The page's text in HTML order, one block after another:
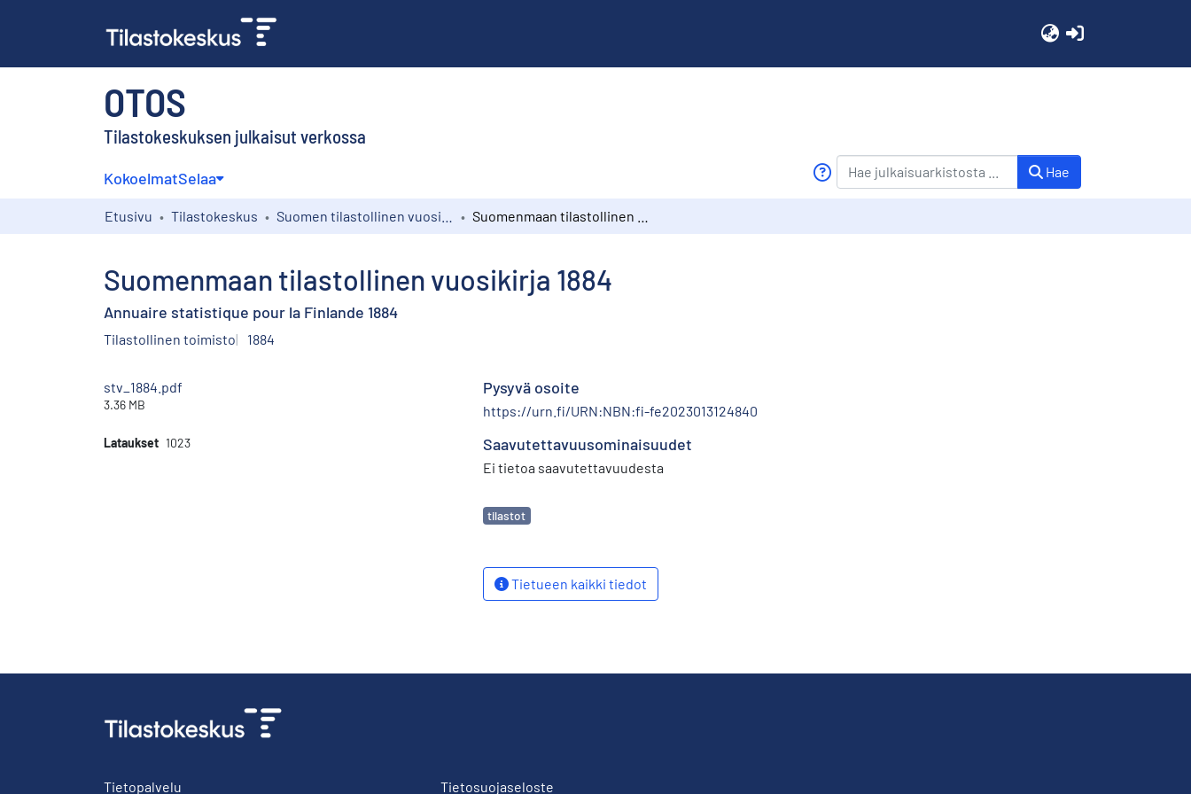
OTOS
Tilastokeskuksen julkaisut verkossa
KokoelmatSelaa Hae
Etusivu Tilastokeskus
Suomenmaan tilastollinen vuosikirja 1884
Annuaire statistique pour la Finlande 1884
Tilastollinen toimisto 1884
stv_1884.pdf
3.36 MB
Lataukset 1023
Pysyvä osoite
https://urn.fi/URN:NBN:fi-fe2023013124840
Saavutettavuusominaisuudet
Ei tietoa saavutettavuudesta
Avainsanat
tilastot
Tietueen kaikki tiedot
Tietopalvelu Tietosuojaseloste